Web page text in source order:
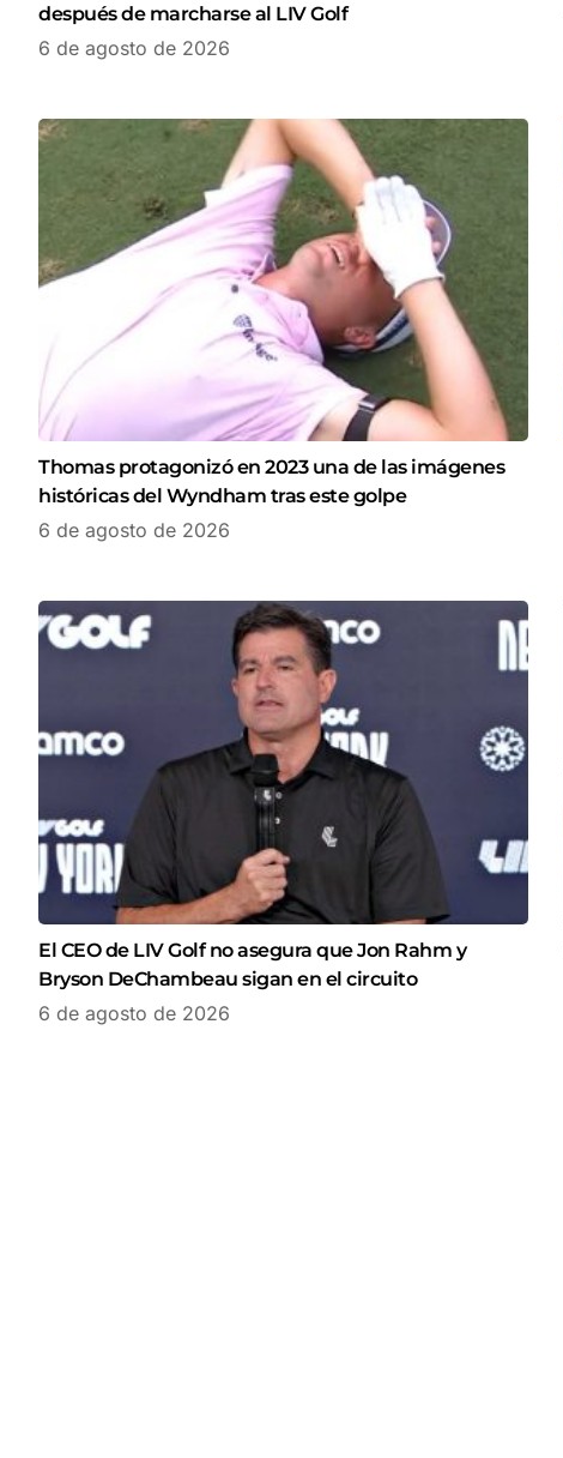
después de marcharse al LIV Golf
6 de agosto de 2026
Thomas protagonizó en 2023 una de las imágenes
históricas del Wyndham tras este golpe
6 de agosto de 2026
El CEO de LIV Golf no asegura que Jon Rahm y
Bryson DeChambeau sigan en el circuito
6 de agosto de 2026